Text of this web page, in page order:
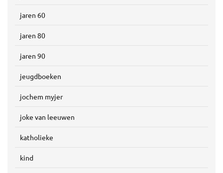
jaren 60
jaren 80
jaren 90
jeugdboeken
jochem myjer
joke van leeuwen
katholieke
kind